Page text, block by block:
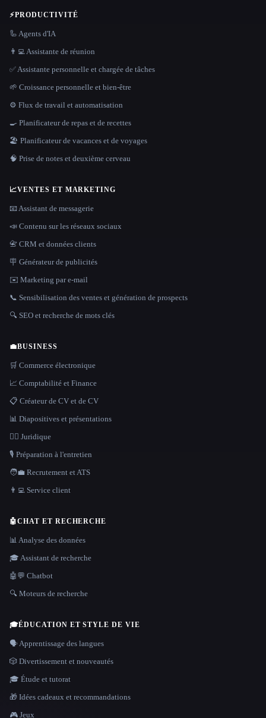
⚡PRODUCTIVITÉ
🦾 Agents d'IA
👨‍💻 Assistante de réunion
✅ Assistante personnelle et chargée de tâches
🌱 Croissance personnelle et bien-être
⚙️ Flux de travail et automatisation
🍳 Planificateur de repas et de recettes
🏖 Planificateur de vacances et de voyages
🧠 Prise de notes et deuxième cerveau
📈VENTES ET MARKETING
📧 Assistant de messagerie
📣 Contenu sur les réseaux sociaux
📇 CRM et données clients
🪧 Générateur de publicités
✉️ Marketing par e-mail
📞 Sensibilisation des ventes et génération de prospects
🔍 SEO et recherche de mots clés
💼BUSINESS
🛒 Commerce électronique
📈 Comptabilité et Finance
📋 Créateur de CV et de CV
📊 Diapositives et présentations
👩‍⚖️ Juridique
🎙️ Préparation à l'entretien
🧑‍💼 Recrutement et ATS
👨‍💻 Service client
🤖CHAT ET RECHERCHE
📊 Analyse des données
🎓 Assistant de recherche
🤖💬 Chatbot
🔍 Moteurs de recherche
🎓ÉDUCATION ET STYLE DE VIE
🗣️ Apprentissage des langues
🎲 Divertissement et nouveautés
🎓 Étude et tutorat
🎁 Idées cadeaux et recommandations
🎮 Jeux